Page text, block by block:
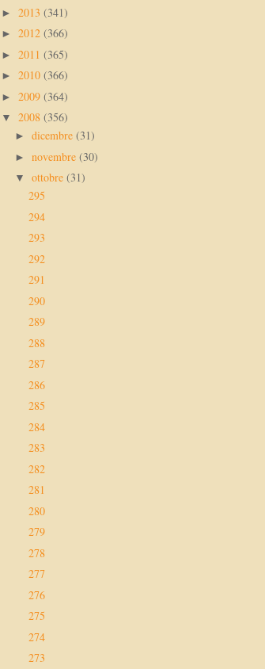
► 2013 (341)
► 2012 (366)
► 2011 (365)
► 2010 (366)
► 2009 (364)
▼ 2008 (356)
► dicembre (31)
► novembre (30)
▼ ottobre (31)
295
294
293
292
291
290
289
288
287
286
285
284
283
282
281
280
279
278
277
276
275
274
273